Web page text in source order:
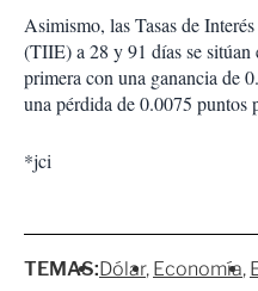
Asimismo, las Tasas de
(TIIE) a 28 y 91 días se
primera con una ganancia de
una pérdida de 0.0075 puntos
*jci
TEMAS:Dólar Economía